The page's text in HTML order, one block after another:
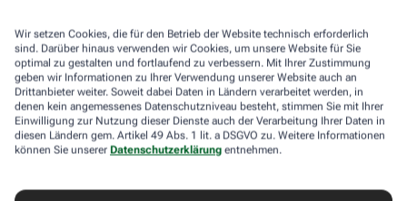
Wir setzen Cookies, die für den Betrieb der Website technisch erforderlich
sind. Darüber hinaus verwenden wir Cookies, um unsere Website für Sie
optimal zu gestalten und fortlaufend zu verbessern. Mit Ihrer Zustimmung
geben wir Informationen zu Ihrer Verwendung unserer Website auch an
Drittanbieter weiter. Soweit dabei Daten in Ländern verarbeitet werden, in
denen kein angemessenes Datenschutzniveau besteht, stimmen Sie mit Ihrer
Einwilligung zur Nutzung dieser Dienste auch der Verarbeitung Ihrer Daten in
diesen Ländern gem. Artikel 49 Abs. 1 lit. a DSGVO zu. Weitere Informationen
können Sie unserer Datenschutzerklärung entnehmen.
Das kann helfen, persönliche Muster zu erkennen und die
Attacken besser zu behandeln, etwa durch den optimalen
Einnahmezeitpunkt von Migräne-Medikamenten. Darüber hinaus
stellt die App viele nützliche Informationen zu Migräne bereit
sowie aktive Verfahren zur Entspannung und Stressbewältigung.
Aimo gesund bewegt: Digitaler Personal
Trainer